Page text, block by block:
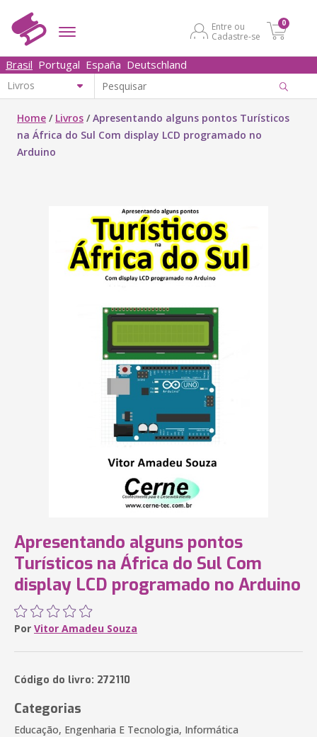
Entre ou
Cadastre-se
0
Brasil Portugal España Deutschland
Home / Livros /Apresentando alguns pontos Turísticos
na África do Sul Com display LCD programado no
Arduino
Apresentando alguns pontos
Turísticos na África do Sul Com
display LCD programado no Arduino
Por Vitor Amadeu Souza
Código do livro: 272110
Categorias
Educação, Engenharia E Tecnologia, Informática